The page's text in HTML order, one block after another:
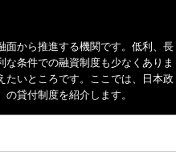
面から推進する機関です。低利、長
条件での融資制度も少なくありま
たいところです。ここでは、日本政
貸付制度を紹介します。